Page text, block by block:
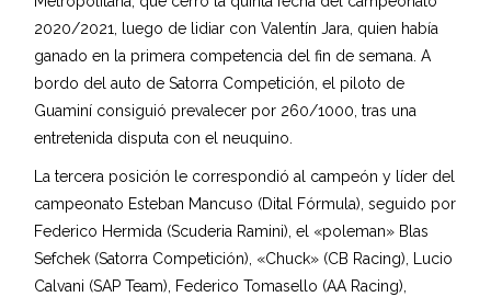
2020/2021, luego de lidiar con Valentín Jara, quien había
ganado en la primera competencia del fin de semana. A
bordo del auto de Satorra Competición, el piloto de
Guaminí consiguió prevalecer por 260/1000, tras una
entretenida disputa con el neuquino.
La tercera posición le correspondió al campeón y líder del
campeonato Esteban Mancuso (Dital Fórmula), seguido por
Federico Hermida (Scuderia Ramini), el «poleman» Blas
Sefchek (Satorra Competición), «Chuck» (CB Racing), Lucio
Calvani (SAP Team), Federico Tomasello (AA Racing),